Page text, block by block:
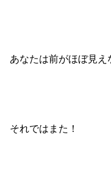
あなたは前がほぼ見え
それではまた！